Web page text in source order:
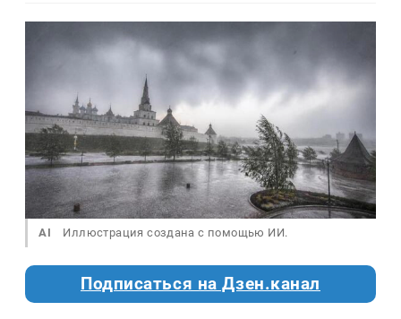
AI Иллюстрация создана с помощью ИИ.
Подписаться на Дзен.канал